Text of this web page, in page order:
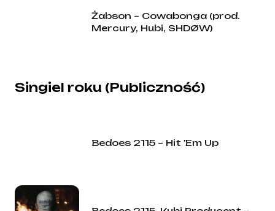
Żabson – Cowabonga (prod.
Mercury, Hubi, SHDØW)
Singiel roku (Publiczność)
Bedoes 2115 – Hit 'Em Up